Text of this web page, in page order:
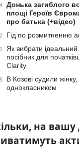
Донька загиблого
площі Героїв
про батька (+відео)
Гід по розмитненню
Як вибрати
посібник для
Clarity
В Козові судили
однокласником
на